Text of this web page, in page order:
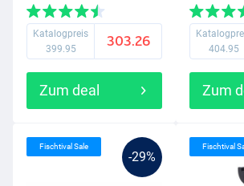
Katalogpreis
399.95
303.26
Zum deal
404.95
Zum
-29%
Fischtival Sale Fischtival